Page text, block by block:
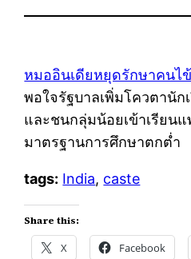
หมออินเดียหยุดรักษาคนไ
พอใจรัฐบาลเพิ่มโควตานั
และชนกลุ่มน้อยเข้าเรียน
มาตรฐานการศึกษาตกต่ำ
tags: India, caste
Share this:
X Facebook